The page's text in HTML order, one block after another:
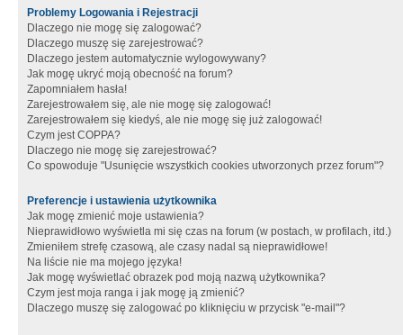
Problemy Logowania i Rejestracji
Dlaczego nie mogę się zalogować?
Dlaczego muszę się zarejestrować?
Dlaczego jestem automatycznie wylogowywany?
Jak mogę ukryć moją obecność na forum?
Zapomniałem hasła!
Zarejestrowałem się, ale nie mogę się zalogować!
Zarejestrowałem się kiedyś, ale nie mogę się już zalogować!
Czym jest COPPA?
Dlaczego nie mogę się zarejestrować?
Co spowoduje "Usunięcie wszystkich cookies utworzonych przez forum"?
Preferencje i ustawienia użytkownika
Jak mogę zmienić moje ustawienia?
Nieprawidłowo wyświetla mi się czas na forum (w postach, w profilach, itd.)
Zmieniłem strefę czasową, ale czasy nadal są nieprawidłowe!
Na liście nie ma mojego języka!
Jak mogę wyświetlać obrazek pod moją nazwą użytkownika?
Czym jest moja ranga i jak mogę ją zmienić?
Dlaczego muszę się zalogować po kliknięciu w przycisk "e-mail"?